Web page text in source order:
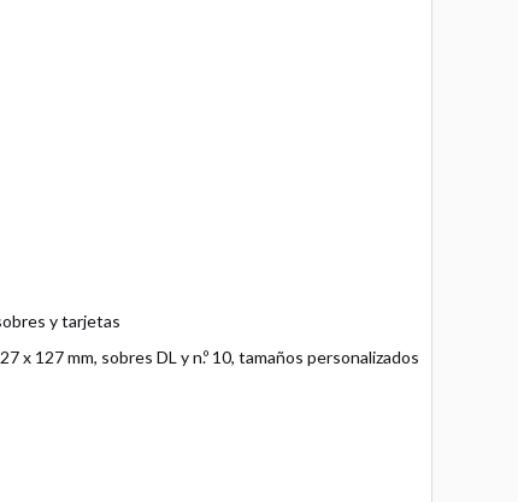
y tarjetas
x 127 mm, sobres DL y n.º 10, tamaños personalizados